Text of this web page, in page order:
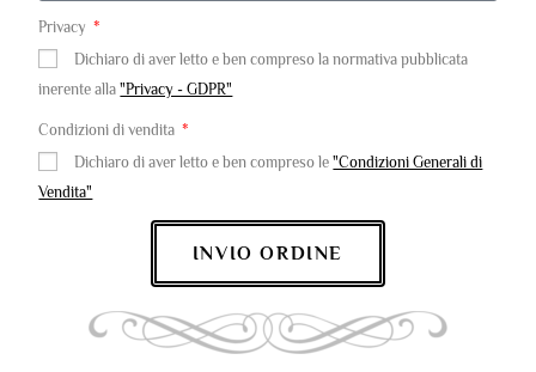
Privacy
Dichiaro di aver letto e ben compreso la normativa pubblicata
inerente alla"Privacy - GDPR"
Condizioni di vendita
Dichiaro di aver letto e ben compreso le"Condizioni Generali di
Vendita"
INVIO ORDINE